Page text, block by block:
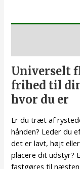
Universelt
frihed til
hvor du er
Er du træt af
hånden? Leder du
det er lavt, højt
placere dit udstyr?
fastgøres til